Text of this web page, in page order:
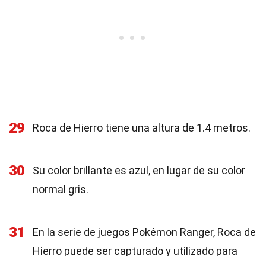
29 Roca de Hierro tiene una altura de 1.4 metros.
30
Su color brillante es azul, en lugar de su color
normal gris.
31
En la serie de juegos Pokémon Ranger, Roca de
Hierro puede ser capturado y utilizado para